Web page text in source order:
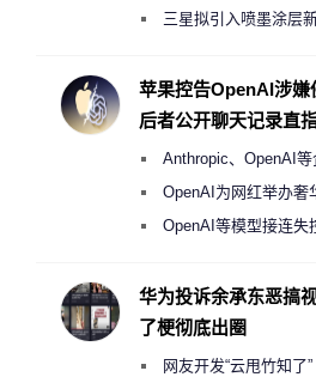
偷偷共享带宽的违规行为
三星拟引入喷墨涂层
度
苹果控告OpenAI涉嫌
后者公开聊天记录直
Anthropic、OpenAI
《人工智能法案》全新
OpenAI为网红举办奢
2000美元一晚 遭讽“反乌
OpenAI等模型接连失
华为投诉余承东恶搞
了梗彻底出圈
网友开发“云甩竹知了